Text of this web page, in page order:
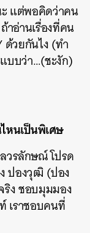
ะ แต่พอคิดว่าคน
าอ่านเรื่องที่คน
ด้วยกันไง (ทำ
บบว่า…(ชะงัก)
หนเป็นพิเศษ
วรลักษณ์ โปรด
ปองวุฒิ (ปอง
ริง ชอบมุมมอง
เราชอบคนที่